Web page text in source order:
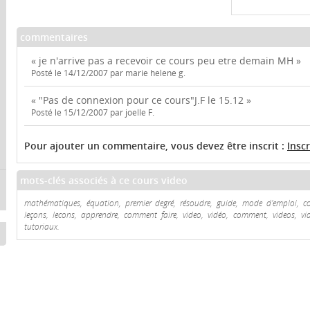
commentaires
« je n'arrive pas a recevoir ce cours peu etre demain MH »
Posté le 14/12/2007 par marie helene g.
« "Pas de connexion pour ce cours"J.F le 15.12 »
Posté le 15/12/2007 par joelle F.
Pour ajouter un commentaire, vous devez être inscrit :
mots-clés associés à ce cours video
mathématiques, équation, premier degré, résoudre, guide, mode d'emploi,
leçons, lecons, apprendre, comment faire, video, vidéo, comment, videos,
tutoriaux.